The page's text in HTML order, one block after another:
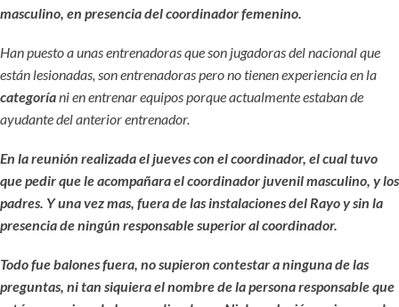
masculino, en presencia del coordinador femenino.
Han puesto a unas entrenadoras que son jugadoras del nacional que
están lesionadas, son entrenadoras pero no tienen experiencia en la
categoríani en entrenar equipos porque actualmente estaban de
ayudante del anterior entrenador.
En la reunión realizada el jueves con el coordinador, el cual tuvo
que pedir que le acompañara el coordinador juvenil masculino, y los
padres. Y una vez mas, fuera de las instalaciones del Rayo y sin la
presencia de ningún responsable superior al coordinador.
Todo fue balones fuera, no supieron contestar a ninguna de las
preguntas, ni tan siquiera el nombre de la persona responsable que